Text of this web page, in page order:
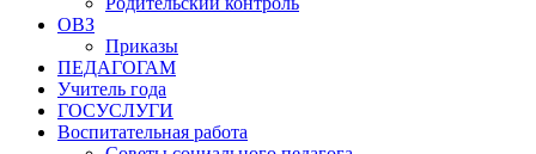
ОВЗ
Приказы
ПЕДАГОГАМ
Учитель года
ГОСУСЛУГИ
Воспитательная работа